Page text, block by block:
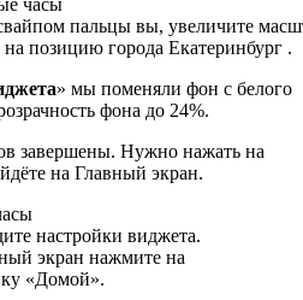
пальцы вы, увеличите
позицию города Екатеринбург .
» мы поменяли фон с белого
фона до 24%.
завершены. Нужно нажать на
на Главный экран.
настройки виджета.
экран нажмите на
«Домой».